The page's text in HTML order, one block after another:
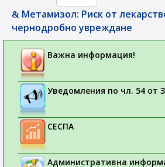
Метамизол: Риск от
чернодробно увреждане
Важна информация!
Уведомления по чл. 54 от
СЕСПА
Административна